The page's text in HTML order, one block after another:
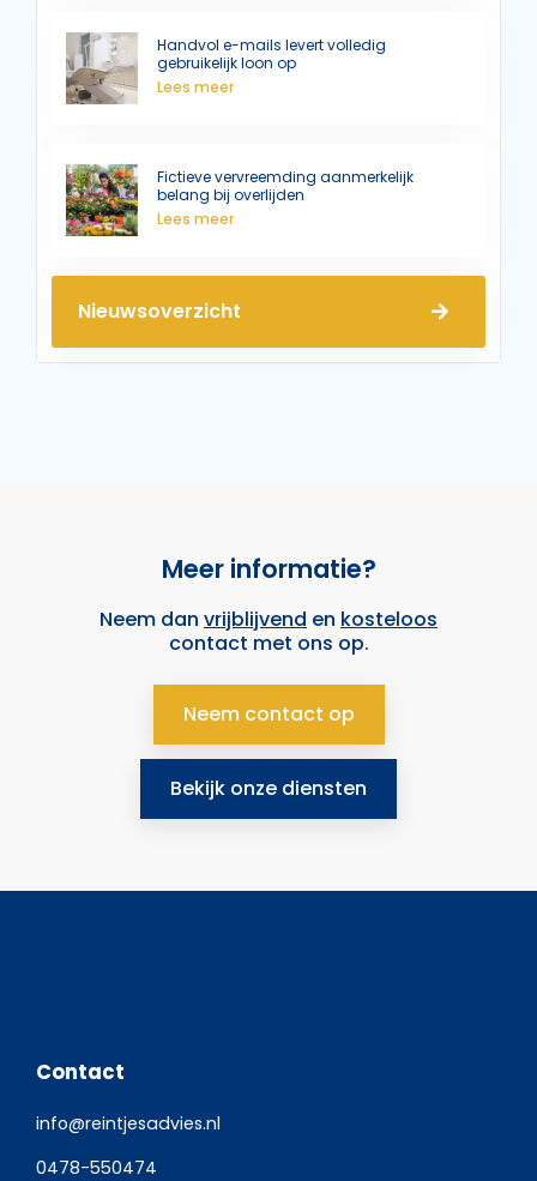
Handvol e-mails levert volledig
gebruikelijk loon op
Lees meer
Fictieve vervreemding aanmerkelijk
belang bij overlijden
Lees meer
Nieuwsoverzicht
Meer informatie?
Neem dan vrijblijvend en kosteloos
contact met ons op.
Neem contact op
Bekijk onze diensten
Contact
info@reintjesadvies.nl
0478-550474